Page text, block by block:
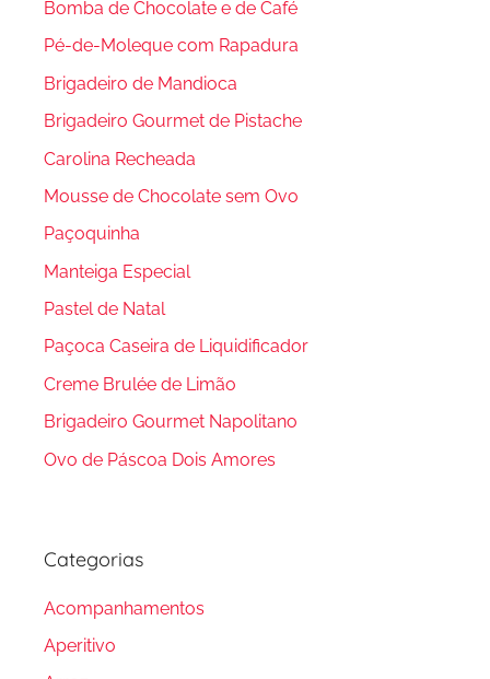
Bomba de Chocolate e de Café
Pé-de-Moleque com Rapadura
Brigadeiro de Mandioca
Brigadeiro Gourmet de Pistache
Carolina Recheada
Mousse de Chocolate sem Ovo
Paçoquinha
Manteiga Especial
Pastel de Natal
Paçoca Caseira de Liquidificador
Creme Brulée de Limão
Brigadeiro Gourmet Napolitano
Ovo de Páscoa Dois Amores
Categorias
Acompanhamentos
Aperitivo